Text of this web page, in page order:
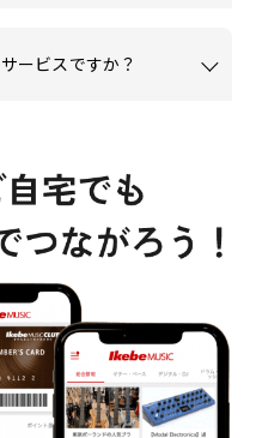
ービスですか？